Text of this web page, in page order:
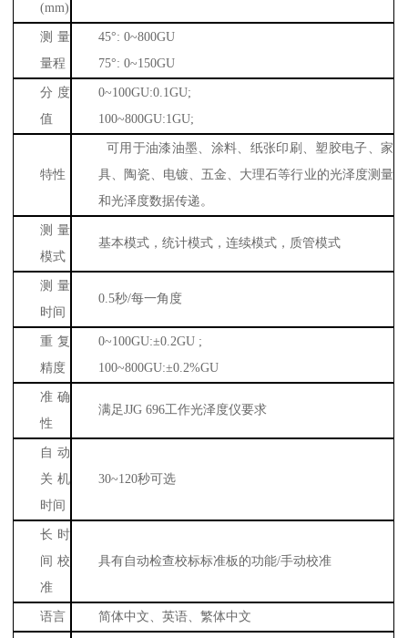
(mm)
测量
量程
45°: 0~800GU
75°: 0~150GU
分度
值
0~100GU:0.1GU;
100~800GU:1GU;
特性
可用于油漆油墨、涂料、纸张印刷、塑胶电子、家
具、陶瓷、电镀、五金、大理石等行业的光泽度测量
和光泽度数据传递。
测量
模式
基本模式，统计模式，连续模式，质管模式
测量
时间
0.5秒/每一角度
重复
精度
0~100GU:±0.2GU ;
100~800GU:±0.2%GU
准确
性
满足JJG 696工作光泽度仪要求
自动
关机
时间
30~120秒可选
长时
间校
准
具有自动检查校标标准板的功能/手动校准
语言 简体中文、英语、繁体中文